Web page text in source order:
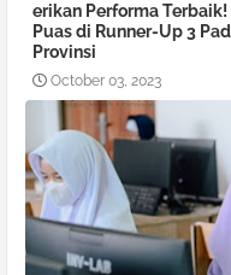
erikan Performa
Puas di Runner-Up 3
Provinsi
October 03, 2023